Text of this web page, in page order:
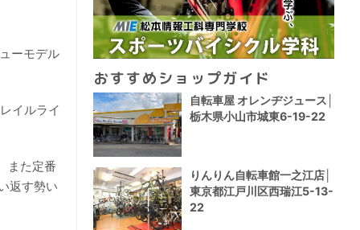
ーモデル
イルライ
また定番
返す勢い
おすすめショップガイド
自転車屋 オレンヂジュース│
栃木県小山市城東6-19-22
りんりん自転車館一之江店│
東京都江戸川区西瑞江5-13-
22